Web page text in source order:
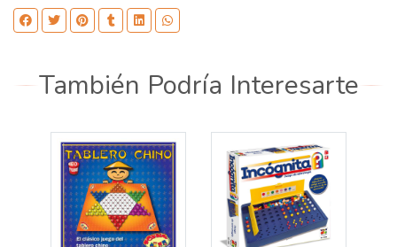
También Podría Interesarte